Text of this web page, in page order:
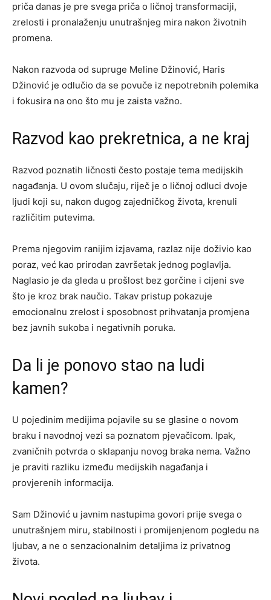
priča danas je pre svega priča o ličnoj transformaciji,
zrelosti i pronalaženju unutrašnjeg mira nakon životnih
promena.
Nakon razvoda od supruge Meline Džinović, Haris
Džinović je odlučio da se povuče iz nepotrebnih polemika
i fokusira na ono što mu je zaista važno.
Razvod kao prekretnica, a ne kraj
Razvod poznatih ličnosti često postaje tema medijskih
nagađanja. U ovom slučaju, riječ je o ličnoj odluci dvoje
ljudi koji su, nakon dugog zajedničkog života, krenuli
različitim putevima.
Prema njegovim ranijim izjavama, razlaz nije doživio kao
poraz, već kao prirodan završetak jednog poglavlja.
Naglasio je da gleda u prošlost bez gorčine i cijeni sve
što je kroz brak naučio. Takav pristup pokazuje
emocionalnu zrelost i sposobnost prihvatanja promjena
bez javnih sukoba i negativnih poruka.
Da li je ponovo stao na ludi
kamen?
U pojedinim medijima pojavile su se glasine o novom
braku i navodnoj vezi sa poznatom pjevačicom. Ipak,
zvaničnih potvrda o sklapanju novog braka nema. Važno
je praviti razliku između medijskih nagađanja i
provjerenih informacija.
Sam Džinović u javnim nastupima govori prije svega o
unutrašnjem miru, stabilnosti i promijenjenom pogledu na
ljubav, a ne o senzacionalnim detaljima iz privatnog
života.